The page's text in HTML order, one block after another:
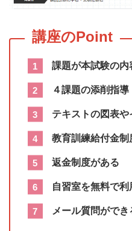
課題が本試験の内
４課題の添削指導
テキストの図表
教育訓練給付金制
返金制度がある
自習室を無料で利
メール質問ができ